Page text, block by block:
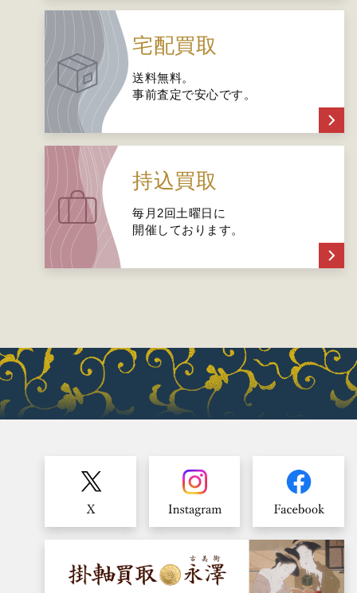
宅配買取
送料無料。
事前査定で安心です。
持込買取
毎月2回土曜日に
開催しております。